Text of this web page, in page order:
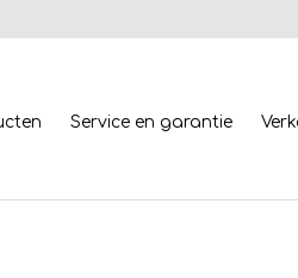
Service en garantie